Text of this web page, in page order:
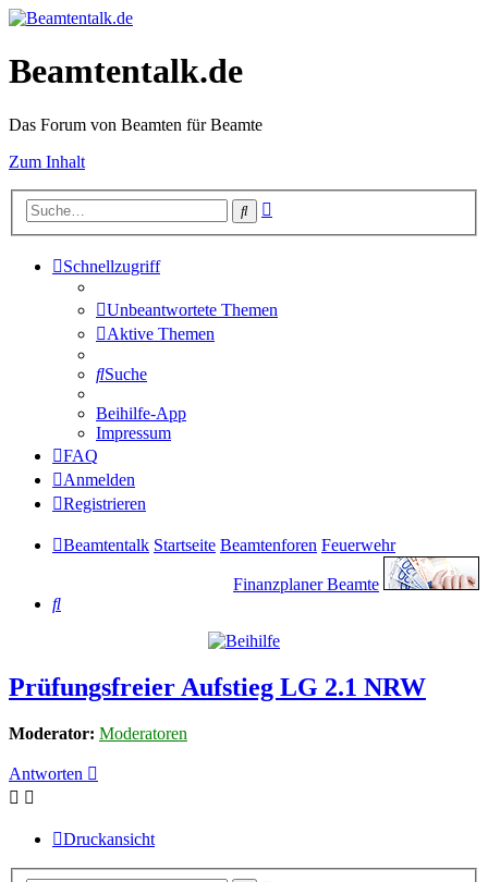
Beamtentalk.de
Das Forum von Beamten für Beamte
Zum Inhalt
Suche
Schnellzugriff
Unbeantwortete Themen
Aktive Themen
Suche
Beihilfe-App
Impressum
FAQ
Anmelden
Registrieren
Beamtentalk Startseite Beamtenforen Feuerwehr
Finanzplaner Beamte
Suche
Prüfungsfreier Aufstieg LG 2.1 NRW
Moderator: Moderatoren
Antworten
Druckansicht